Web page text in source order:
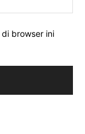
browser ini